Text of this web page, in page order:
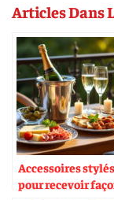
Articles Dans
Accessoires stylés
pour recevoir